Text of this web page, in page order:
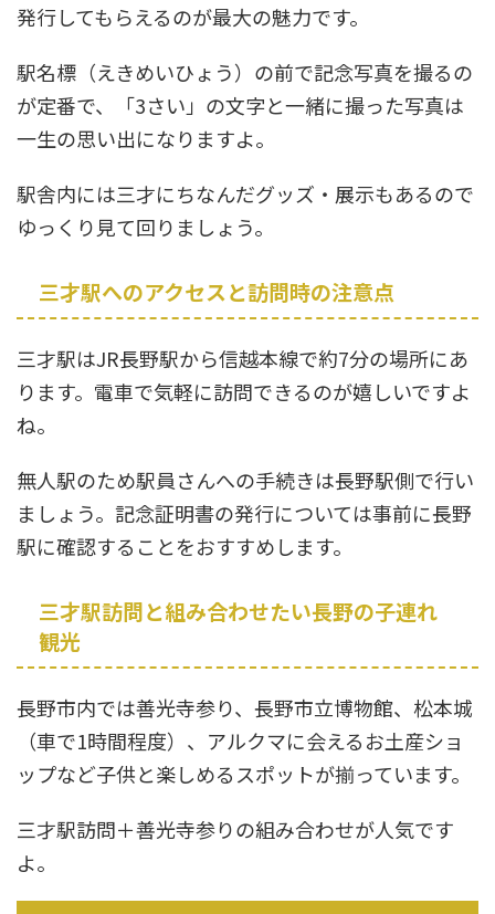
発行してもらえるのが最大の魅力です。
駅名標（えきめいひょう）の前で記念写真を撮るの
が定番で、「3さい」の文字と一緒に撮った写真は
一生の思い出になりますよ。
駅舎内には三才にちなんだグッズ・展示もあるので
ゆっくり見て回りましょう。
三才駅へのアクセスと訪問時の注意点
三才駅はJR長野駅から信越本線で約7分の場所にあ
ります。電車で気軽に訪問できるのが嬉しいですよ
ね。
無人駅のため駅員さんへの手続きは長野駅側で行い
ましょう。記念証明書の発行については事前に長野
駅に確認することをおすすめします。
三才駅訪問と組み合わせたい長野の子連れ
観光
長野市内では善光寺参り、長野市立博物館、松本城
（車で1時間程度）、アルクマに会えるお土産ショ
ップなど子供と楽しめるスポットが揃っています。
三才駅訪問＋善光寺参りの組み合わせが人気です
よ。